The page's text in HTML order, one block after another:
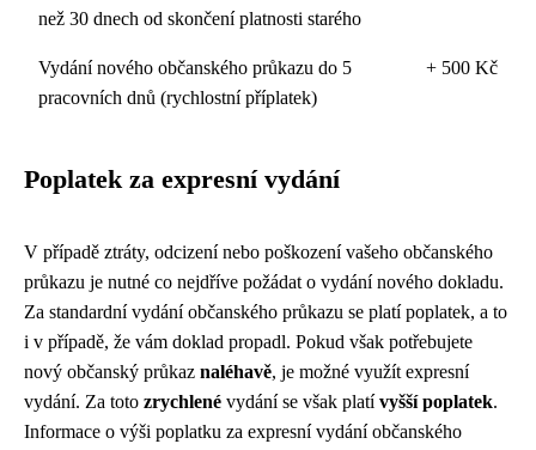
než 30 dnech od skončení platnosti starého
Vydání nového občanského průkazu do 5
pracovních dnů (rychlostní příplatek)
+ 500 Kč
Poplatek za expresní vydání
V případě ztráty, odcizení nebo poškození vašeho občanského
průkazu je nutné co nejdříve požádat o vydání nového dokladu.
Za standardní vydání občanského průkazu se platí poplatek, a to
i v případě, že vám doklad propadl. Pokud však potřebujete
nový občanský průkaz naléhavě, je možné využít expresní
vydání. Za toto zrychlené vydání se však platívyšší poplatek.
Informace o výši poplatku za expresní vydání občanského